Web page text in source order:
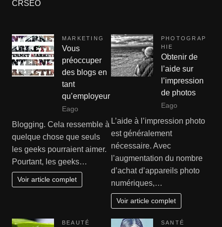
CRSEO
MARKETING
Vous
préoccuper
des blogs en
tant
qu’employeur
Eago
Blogging. Cela ressemble à
quelque chose que seuls
les geeks pourraient aimer.
Pourtant, les geeks…
Voir article complet
PHOTOGRAP
HIE
Obtenir de
l’aide sur
l’impression
de photos
Eago
L’aide à l’impression photo
est généralement
nécessaire. Avec
l’augmentation du nombre
d’achat d’appareils photo
numériques,…
Voir article complet
BEAUTÉ
SANTÉ